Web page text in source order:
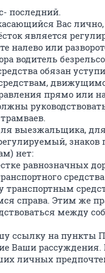
последний.
Вас
является
налево или
водитель
обязан
прямо или
выезжальщика,
знаков
нет:
равнозначных
транспортным
справа. Этим же
между
ссылку на пункты
Ваши рассуждения.
личных